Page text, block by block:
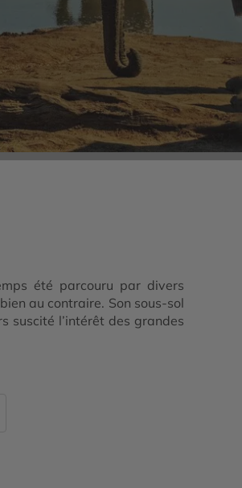
été parcouru par divers
au contraire. Son sous-sol
suscité l’intérêt des grandes
et l’Afrique des Grands
chasse, ce parc national est
espèces, comme les
ou des porcs-épics qui